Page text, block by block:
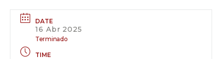
DATE
16 Abr 2025
Terminado
TIME